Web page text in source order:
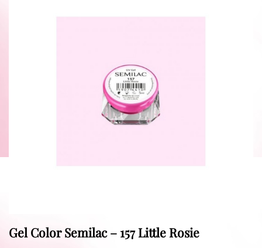
Gel Color Semilac – 157 Little Rosie